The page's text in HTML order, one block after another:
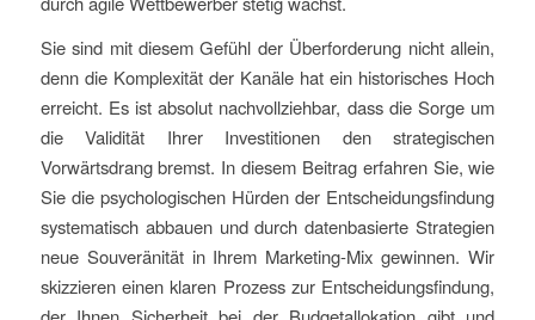
Sie sind mit diesem Gefühl der Überforderung nicht allein,
denn die Komplexität der Kanäle hat ein historisches Hoch
erreicht. Es ist absolut nachvollziehbar, dass die Sorge um
die Validität Ihrer Investitionen den strategischen
Vorwärtsdrang bremst. In diesem Beitrag erfahren Sie, wie
Sie die psychologischen Hürden der Entscheidungsfindung
systematisch abbauen und durch datenbasierte Strategien
neue Souveränität in Ihrem Marketing-Mix gewinnen. Wir
skizzieren einen klaren Prozess zur Entscheidungsfindung,